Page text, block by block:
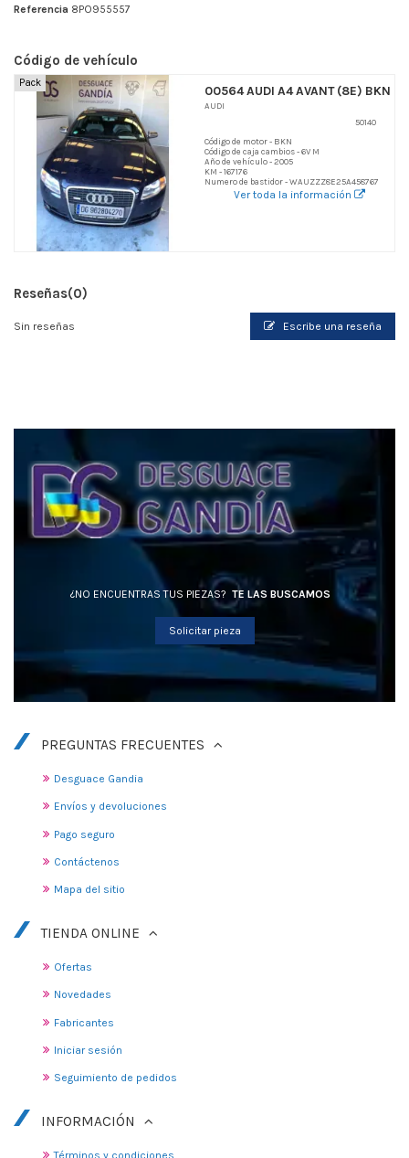
Referencia 8PO955557
Código de vehículo
Pack
00564 AUDI A4 AVANT (8E) BKN
AUDI
50140
Código de motor - BKN
Código de caja cambios - 6V M
Año de vehículo - 2005
KM - 167176
Numero de bastidor - WAUZZZ8E25A458767
Ver toda la información
Reseñas(0)
Sin reseñas Escribe una reseña
¿NO ENCUENTRAS TUS PIEZAS? TE LAS BUSCAMOS
Solicitar pieza
PREGUNTAS FRECUENTES
Desguace Gandia
Envíos y devoluciones
Pago seguro
Contáctenos
Mapa del sitio
TIENDA ONLINE
Ofertas
Novedades
Fabricantes
Iniciar sesión
Seguimiento de pedidos
INFORMACIÓN
Términos y condiciones